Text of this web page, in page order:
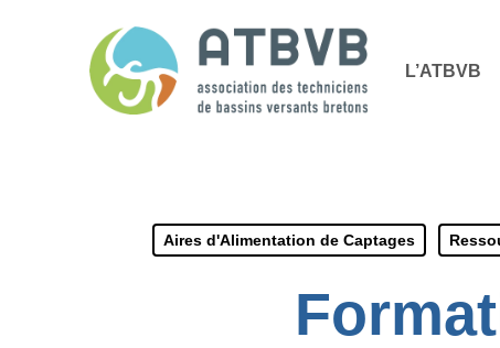
L’ATBVB
Aires d'Alimentation de Captages